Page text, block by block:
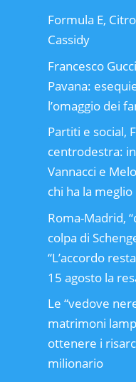
Formula E,
Cassidy
Francesco
Pavana:
l’omaggio dei
Partiti e social,
centrodestra:
Vannacci e
chi ha la meglio
Roma-Madrid,
colpa di
“L’accordo
15 agosto la
Le “vedove
matrimoni
ottenere i
milionario